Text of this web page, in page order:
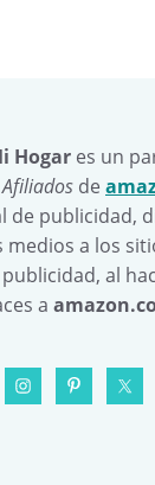
Hogares un
de
de publicidad,
a los
al
a